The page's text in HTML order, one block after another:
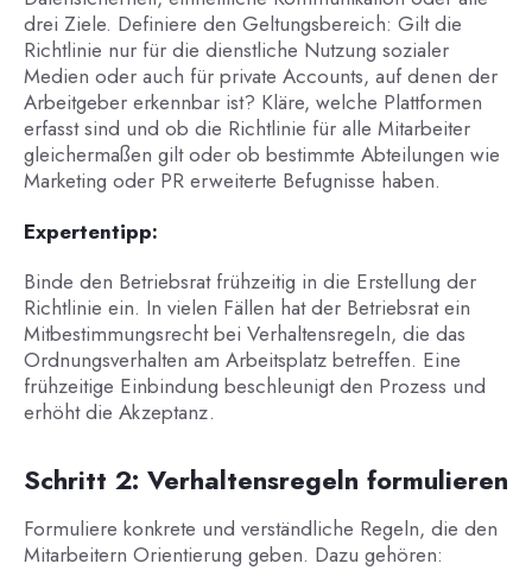
drei Ziele. Definiere den Geltungsbereich: Gilt die
Richtlinie nur für die dienstliche Nutzung sozialer
Medien oder auch für private Accounts, auf denen der
Arbeitgeber erkennbar ist? Kläre, welche Plattformen
erfasst sind und ob die Richtlinie für alle Mitarbeiter
gleichermaßen gilt oder ob bestimmte Abteilungen wie
Marketing oder PR erweiterte Befugnisse haben.
Expertentipp:
Binde den Betriebsrat frühzeitig in die Erstellung der
Richtlinie ein. In vielen Fällen hat der Betriebsrat ein
Mitbestimmungsrecht bei Verhaltensregeln, die das
Ordnungsverhalten am Arbeitsplatz betreffen. Eine
frühzeitige Einbindung beschleunigt den Prozess und
erhöht die Akzeptanz.
Schritt 2: Verhaltensregeln formulieren
Formuliere konkrete und verständliche Regeln, die den
Mitarbeitern Orientierung geben. Dazu gehören: